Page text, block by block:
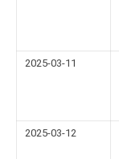
2025-03-11
2025-03-12